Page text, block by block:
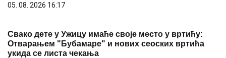
05. 08. 2026 16:17
Свако дете у Ужицу имаће своје место у вртићу:
Отварањем "Бубамаре" и нових сеоских вртића
укида се листа чекања